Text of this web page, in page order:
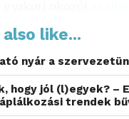
és nyáron,
a legmagasabb, a
irritációk nem
also like...
nyár a
hogy jól (l)egyek? –
trendek